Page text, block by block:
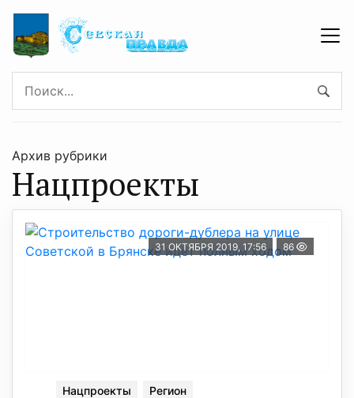
Архив рубрики
Нацпроекты
31 ОКТЯБРЯ 2019, 17:56 86
Нацпроекты Регион